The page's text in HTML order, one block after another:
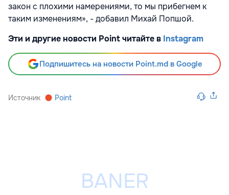
закон с плохими намерениями, то мы прибегнем к
таким изменениям», - добавил Михай Попшой.
Эти и другие новости Point читайте в Instagram
Подпишитесь на новости Point.md в Google
Источник Point